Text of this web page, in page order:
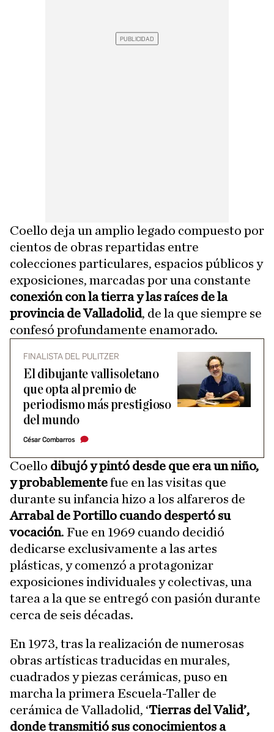
Coello deja un amplio legado compuesto por
cientos de obras repartidas entre
colecciones particulares, espacios públicos y
exposiciones, marcadas por una constante
conexión con la tierra y las raíces de la
provincia de Valladolid, de la que siempre se
confesó profundamente enamorado.
FINALISTA DEL PULITZER
El dibujante vallisoletano
que opta al premio de
periodismo más prestigioso
del mundo
César Combarros
Coello dibujó y pintó desde que era un niño,
y probablementefue en las visitas que
durante su infancia hizo a los alfareros de
Arrabal de Portillo cuando despertó su
vocación. Fue en 1969 cuando decidió
dedicarse exclusivamente a las artes
plásticas, y comenzó a protagonizar
exposiciones individuales y colectivas, una
tarea a la que se entregó con pasión durante
cerca de seis décadas.
En 1973, tras la realización de numerosas
obras artísticas traducidas en murales,
cuadrados y piezas cerámicas, puso en
marcha la primera Escuela-Taller de
cerámica de Valladolid, ‘Tierras del Valid’,
donde transmitió sus conocimientos a